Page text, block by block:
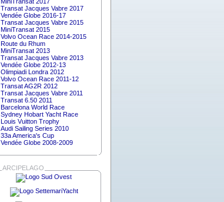
Transat Jacques Vabre 2017
Vendée Globe 2016-17
Transat Jacques Vabre 2015
MiniTransat 2015
Volvo Ocean Race 2014-2015
Route du Rhum
MiniTransat 2013
Transat Jacques Vabre 2013
Vendée Globe 2012-13
Olimpiadi Londra 2012
Volvo Ocean Race 2011-12
Transat AG2R 2012
Transat Jacques Vabre 2011
Transat 6.50 2011
Barcelona World Race
Sydney Hobart Yacht Race
Louis Vuitton Trophy
Audi Sailing Series 2010
33a America's Cup
Vendée Globe 2008-2009
ARCIPELAGO